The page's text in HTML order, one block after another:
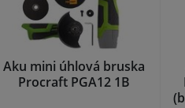
Aku mini úhlová bruska
Procraft PGA12 1B